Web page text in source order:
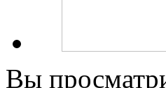
Вы